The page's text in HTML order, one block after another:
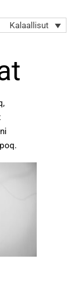
Kalaallisut